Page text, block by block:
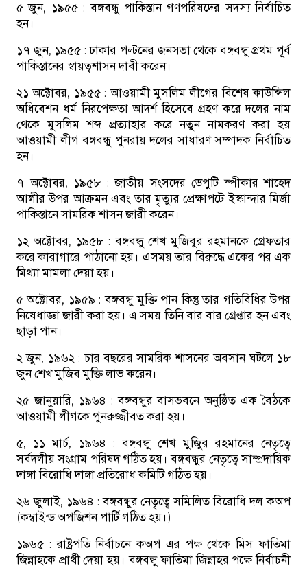
৫ জুন, ১৯৫৫ : বঙ্গবন্ধু পাকিস্তান গণপরিষদের সদস্য নির্বাচিত
হন।
১৭ জুন, ১৯৫৫ : ঢাকার পল্টনের জনসভা থেকে বঙ্গবন্ধু প্রথম পূর্ব
পাকিস্তানের স্বায়ত্বশাসন দাবী করেন।
২১ অক্টোবর, ১৯৫৫ : আওয়ামী মুসলিম লীগের বিশেষ কাউন্সিল
অধিবেশন ধর্ম নিরপেক্ষতা আদর্শ হিসেবে গ্রহণ করে দলের নাম
থেকে মুসলিম শব্দ প্রত্যাহার করে নতুন নামকরণ করা হয়
আওয়ামী লীগ বঙ্গবন্ধু পুনরায় দলের সাধারণ সম্পাদক নির্বাচিত
হন।
৭ অক্টোবর, ১৯৫৮ : জাতীয় সংসদের ডেপুটি স্পীকার শাহেদ
আলীর উপর আক্রমন এবং তার মৃত্যুর প্রেক্ষাপটে ইস্কান্দার মির্জা
পাকিস্তানে সামরিক শাসন জারী করেন।
১২ অক্টোবর, ১৯৫৮ : বঙ্গবন্ধু শেখ মুজিবুর রহমানকে গ্রেফতার
করে কারাগারে পাঠানো হয়। এসময় তার বিরুদ্ধে একের পর এক
মিথ্যা মামলা দেয়া হয়।
৫ অক্টোবর, ১৯৫৯ : বঙ্গবন্ধু মুক্তি পান কিন্তু তার গতিবিধির উপর
নিষেধাজ্ঞা জারী করা হয়। এ সময় তিনি বার বার গ্রেপ্তার হন এবং
ছাড়া পান।
২ জুন, ১৯৬২ : চার বছরের সামরিক শাসনের অবসান ঘটলে ১৮
জুন শেখ মুজিব মুক্তি লাভ করেন।
২৫ জানুয়ারি, ১৯৬৪ : বঙ্গবন্ধুর বাসভবনে অনুষ্ঠিত এক বৈঠকে
আওয়ামী লীগকে পুনরুজ্জীবত করা হয়।
৫, ১১ মার্চ, ১৯৬৪ : বঙ্গবন্ধু শেখ মুজিুর রহমানের নেতৃত্বে
সর্বদলীয় সংগ্রাম পরিষদ গঠিত হয়। বঙ্গবন্ধুর নেতৃত্বে সাম্প্রদায়িক
দাঙ্গা বিরোধি দাঙ্গা প্রতিরোধ কমিটি গঠিত হয়।
২৬ জুলাই, ১৯৬৪ : বঙ্গবন্ধুর নেতৃত্বে সম্মিলিত বিরোধি দল কঅপ
(কম্বাইন্ড অপজিশন পার্টি গঠিত হয়।)
১৯৬৫ : রাষ্ট্রপতি নির্বাচনে কঅপ এর পক্ষ থেকে মিস ফাতিমা
জিন্নাহকে প্রার্থী দেয়া হয়। বঙ্গবন্ধু ফাতিমা জিন্নাহর পক্ষে নির্বাচনী